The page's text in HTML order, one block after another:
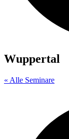
Wuppertal
« Alle Seminare